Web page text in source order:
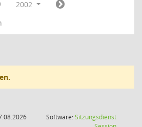
2002
Software:Sitzungsdienst